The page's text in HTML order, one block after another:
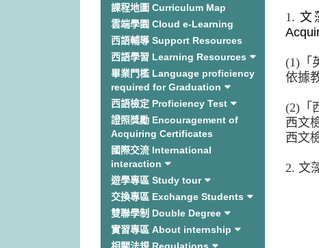
課程地圖 Curriculum Map
雲端學園 Cloud e-Learning
西語輔導 Support Resources
西語學習 Learning Resources
畢業門檻 Language proficiency
required for Graduation
西語檢定 Proficiency Test
證照獎勵 Encouragement of
Acquiring Certificates
國際交流 International
interaction
遊學專區 Study tour
交換專區 Exchange Students
雙聯學制 Double Degree
實習專區 About internship
1.文
(1)「
依據
(2)「
西文
西文
2. 文